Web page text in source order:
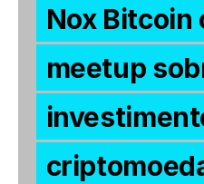
Nox Bitcoin
meetup